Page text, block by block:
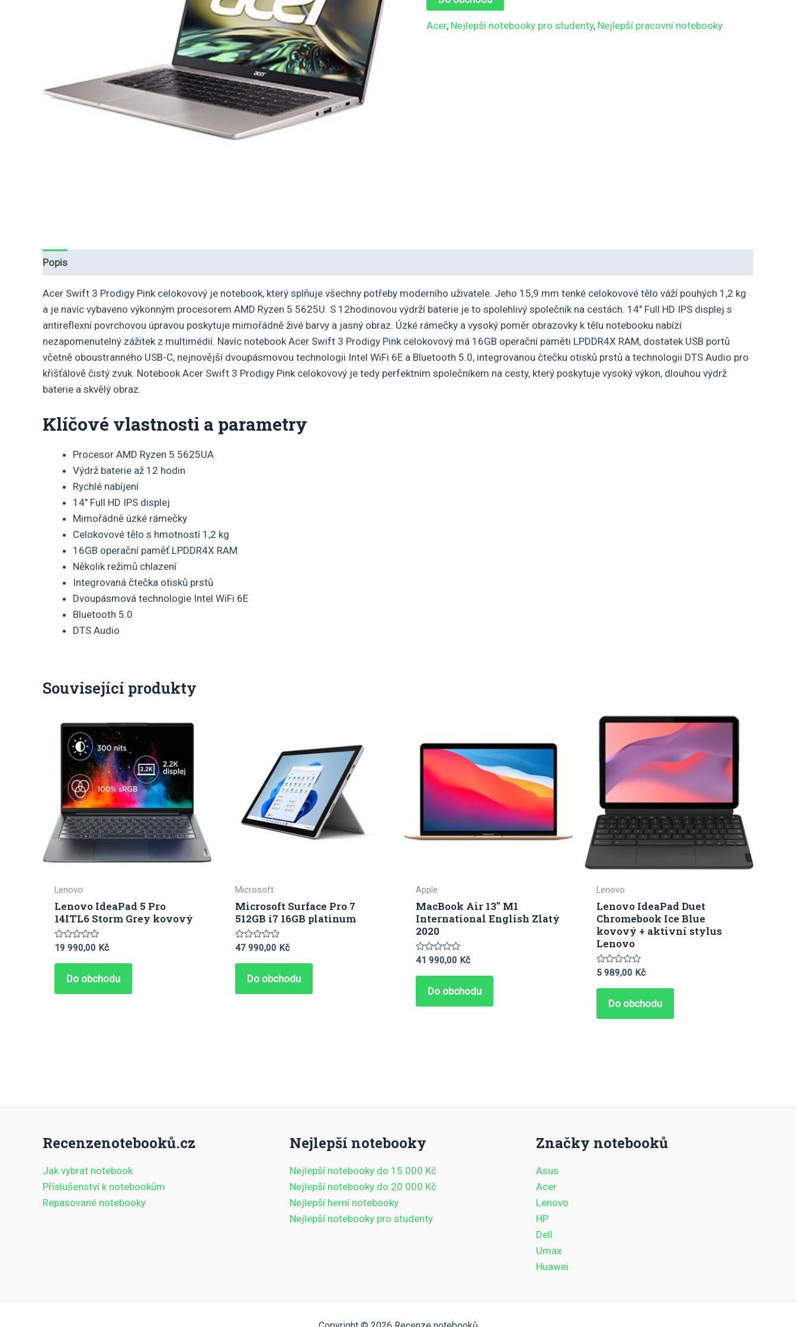
Acer, Nejlepší notebooky pro studenty, Nejlepší pracovní notebooky
Popis
Acer Swift 3 Prodigy Pink celokovový je notebook, který splňuje všechny potřeby moderního uživatele. Jeho 15,9 mm tenké celokovové tělo váží pouhých 1,2 kg
a je navíc vybaveno výkonným procesorem AMD Ryzen 5 5625U. S 12hodinovou výdrží baterie je to spolehlivý společník na cestách. 14″ Full HD IPS displej s
antireflexní povrchovou úpravou poskytuje mimořádně živé barvy a jasný obraz. Úzké rámečky a vysoký poměr obrazovky k tělu notebooku nabízí
nezapomenutelný zážitek z multimédií. Navíc notebook Acer Swift 3 Prodigy Pink celokovový má 16GB operační paměti LPDDR4X RAM, dostatek USB portů
včetně oboustranného USB-C, nejnovější dvoupásmovou technologii Intel WiFi 6E a Bluetooth 5.0, integrovanou čtečku otisků prstů a technologii DTS Audio pro
křišťálově čistý zvuk. Notebook Acer Swift 3 Prodigy Pink celokovový je tedy perfektním společníkem na cesty, který poskytuje vysoký výkon, dlouhou výdrž
baterie a skvělý obraz.
Klíčové vlastnosti a parametry
Procesor AMD Ryzen 5 5625UA
Výdrž baterie až 12 hodin
Rychlé nabíjení
14″ Full HD IPS displej
Mimořádně úzké rámečky
Celokovové tělo s hmotností 1,2 kg
16GB operační paměť LPDDR4X RAM
Několik režimů chlazení
Integrovaná čtečka otisků prstů
Dvoupásmová technologie Intel WiFi 6E
Bluetooth 5.0
DTS Audio
Související produkty
Lenovo
Lenovo IdeaPad 5 Pro
14ITL6 Storm Grey kovový
Hodnocení
z
19 990,00 Kč
Do obchodu
Microsoft
Microsoft Surface Pro 7
512GB i7 16GB platinum
Hodnocení
z
47 990,00 Kč
Do obchodu
Apple
MacBook Air 13″ M1
International English Zlatý
2020
Hodnocení
z
41 990,00 Kč
Do obchodu
Lenovo
Lenovo IdeaPad Duet
Chromebook Ice Blue
kovový + aktivní stylus
Lenovo
Hodnocení
z
5 989,00 Kč
Do obchodu
Recenzenotebooků.cz
Jak vybrat notebook
Příslušenství k notebookům
Repasované notebooky
Nejlepší notebooky
Nejlepší notebooky do 15 000 Kč
Nejlepší notebooky do 20 000 Kč
Nejlepší herní notebooky
Nejlepší notebooky pro studenty
Značky notebooků
Asus
Acer
Lenovo
HP
Dell
Umax
Huawei